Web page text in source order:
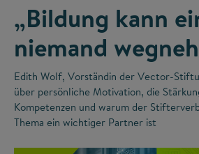
„Bildung kann
niemand
Edith Wolf, Vorständin der Vector-
über persönliche Motivation, die
Kompetenzen und warum der
Thema ein wichtiger Partner ist